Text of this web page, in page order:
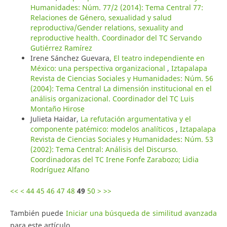
Humanidades: Núm. 77/2 (2014): Tema Central 77:
Relaciones de Género, sexualidad y salud
reproductiva/Gender relations, sexuality and
reproductive health. Coordinador del TC Servando
Gutiérrez Ramírez
Irene Sánchez Guevara, El teatro independiente en
México: una perspectiva organizacional , Iztapalapa
Revista de Ciencias Sociales y Humanidades: Núm. 56
(2004): Tema Central La dimensión institucional en el
análisis organizacional. Coordinador del TC Luis
Montaño Hirose
Julieta Haidar, La refutación argumentativa y el
componente patémico: modelos analíticos , Iztapalapa
Revista de Ciencias Sociales y Humanidades: Núm. 53
(2002): Tema Central: Análisis del Discurso.
Coordinadoras del TC Irene Fonfe Zarabozo; Lidia
Rodríguez Alfano
<< < 44 45 46 47 48 49 50 > >>
También puede Iniciar una búsqueda de similitud avanzada
para este artículo.